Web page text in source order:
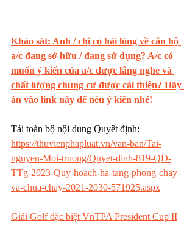
Khảo sát: Anh / chị có hài lòng về căn hộ
a/c đang sở hữu / đang sử dụng? A/c có
muốn ý kiến của a/c được lắng nghe và
chất lượng chung cư được cải thiện? Hãy
ấn vào link này để nêu ý kiến nhé!
Tải toàn bộ nội dung Quyết định:
https://thuvienphapluat.vn/van-ban/Tai-
nguyen-Moi-truong/Quyet-dinh-819-QD-
TTg-2023-Quy-hoach-ha-tang-phong-chay-
va-chua-chay-2021-2030-571925.aspx
Giải Golf đặc biệt VnTPA President Cup II